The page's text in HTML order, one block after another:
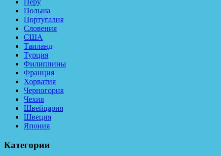
Перу
Польша
Португалия
Словения
США
Таиланд
Турция
Филиппины
Франция
Хорватия
Черногория
Чехия
Швейцария
Швеция
Япония
Категории